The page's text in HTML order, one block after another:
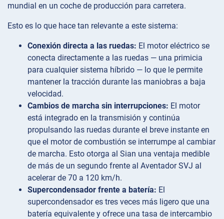
mundial en un coche de producción para carretera.
Esto es lo que hace tan relevante a este sistema:
Conexión directa a las ruedas: El motor eléctrico se
conecta directamente a las ruedas — una primicia
para cualquier sistema híbrido — lo que le permite
mantener la tracción durante las maniobras a baja
velocidad.
Cambios de marcha sin interrupciones: El motor
está integrado en la transmisión y continúa
propulsando las ruedas durante el breve instante en
que el motor de combustión se interrumpe al cambiar
de marcha. Esto otorga al Sian una ventaja medible
de más de un segundo frente al Aventador SVJ al
acelerar de 70 a 120 km/h.
Supercondensador frente a batería: El
supercondensador es tres veces más ligero que una
batería equivalente y ofrece una tasa de intercambio